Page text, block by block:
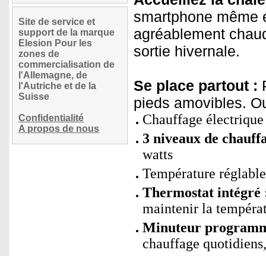
Site de service et
support de la marque
Elesion Pour les
zones de
commercialisation de
l'Allemagne, de
l'Autriche et de la
Suisse
Confidentialité
A propos de nous
smartphone même
agréablement
sortie hivernale.
Se place partout :
pieds amovibles.
Chauffage
3 niveaux de
watts
Température
Thermostat intégré
maintenir la
Minuteur
chauffage